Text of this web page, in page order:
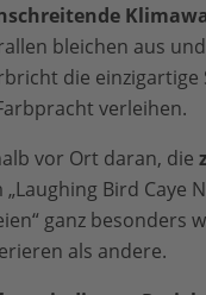
bleichen aus
die
verleihen.
vor Ort daran, die
Bird Caye
ganz besonders
als andere.